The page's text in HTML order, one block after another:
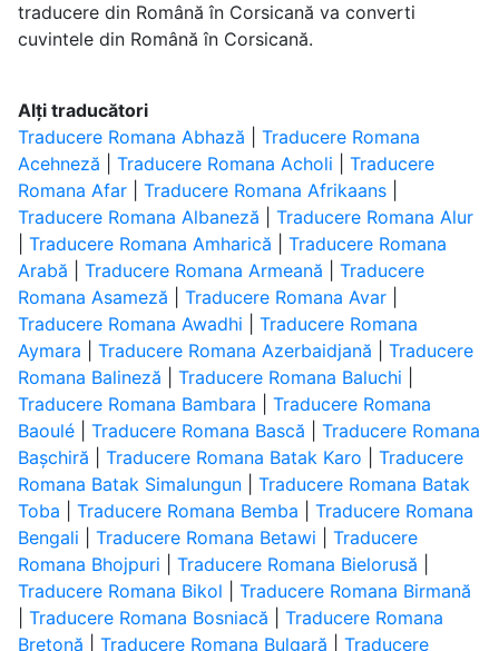
traducere din Română în Corsicană va converti
cuvintele din Română în Corsicană.
Alți traducători
Traducere Romana Abhază
Traducere Romana
Acehneză
Traducere Romana Acholi
Traducere
Romana Afar| Traducere Romana Afrikaans|
Traducere Romana Albaneză
Traducere Romana Alur
Traducere Romana Amharică
Traducere Romana
Arabă
Traducere Romana Armeană
Traducere
Romana Asameză
Traducere Romana Avar|
Traducere Romana Awadhi
Traducere Romana
Aymara
Traducere Romana Azerbaidjană
Traducere
Romana Balineză
Traducere Romana Baluchi
Traducere Romana Bambara
Traducere Romana
Baoulé| Traducere Romana Bască
Traducere Romana
Bașchiră
Traducere Romana Batak Karo
Traducere
Romana Batak Simalungun| Traducere Romana Batak
Toba
Traducere Romana Bemba
Traducere Romana
Bengali
Traducere Romana Betawi
Traducere
Romana Bhojpuri
Traducere Romana Bielorusă
Traducere Romana Bikol
Traducere Romana Birmană
Traducere Romana Bosniacă
Traducere Romana
Bretonă
Traducere Romana Bulgară Traducere